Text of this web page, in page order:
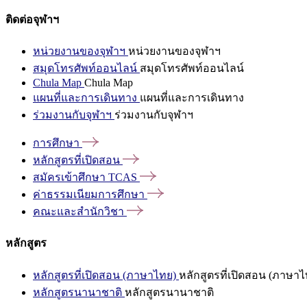
ติดต่อจุฬาฯ
หน่วยงานของจุฬาฯ หน่วยงานของจุฬาฯ
สมุดโทรศัพท์ออนไลน์ สมุดโทรศัพท์ออนไลน์
Chula Map Chula Map
แผนที่และการเดินทาง แผนที่และการเดินทาง
ร่วมงานกับจุฬาฯ ร่วมงานกับจุฬาฯ
การศึกษา
หลักสูตรที่เปิดสอน
สมัครเข้าศึกษา TCAS
ค่าธรรมเนียมการศึกษา
คณะและสำนักวิชา
หลักสูตร
หลักสูตรที่เปิดสอน (ภาษาไทย) หลักสูตรที่เปิดสอน (ภาษาไ
หลักสูตรนานาชาติ หลักสูตรนานาชาติ